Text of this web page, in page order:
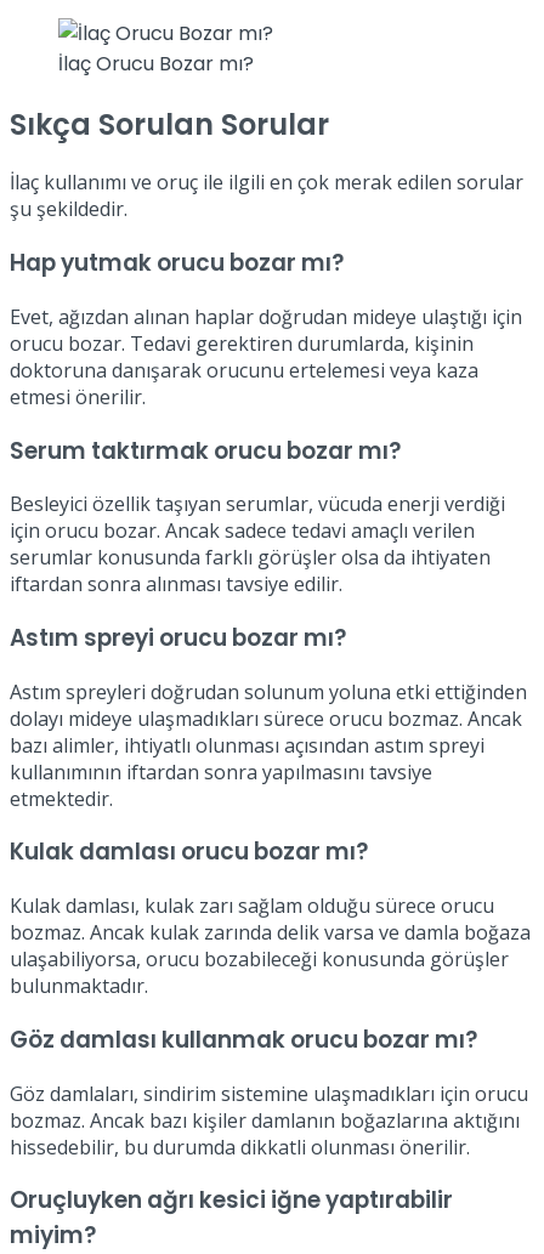
İlaç Orucu Bozar mı?
Sıkça Sorulan Sorular
İlaç kullanımı ve oruç ile ilgili en çok merak edilen sorular
şu şekildedir.
Hap yutmak orucu bozar mı?
Evet, ağızdan alınan haplar doğrudan mideye ulaştığı için
orucu bozar. Tedavi gerektiren durumlarda, kişinin
doktoruna danışarak orucunu ertelemesi veya kaza
etmesi önerilir.
Serum taktırmak orucu bozar mı?
Besleyici özellik taşıyan serumlar, vücuda enerji verdiği
için orucu bozar. Ancak sadece tedavi amaçlı verilen
serumlar konusunda farklı görüşler olsa da ihtiyaten
iftardan sonra alınması tavsiye edilir.
Astım spreyi orucu bozar mı?
Astım spreyleri doğrudan solunum yoluna etki ettiğinden
dolayı mideye ulaşmadıkları sürece orucu bozmaz. Ancak
bazı alimler, ihtiyatlı olunması açısından astım spreyi
kullanımının iftardan sonra yapılmasını tavsiye
etmektedir.
Kulak damlası orucu bozar mı?
Kulak damlası, kulak zarı sağlam olduğu sürece orucu
bozmaz. Ancak kulak zarında delik varsa ve damla boğaza
ulaşabiliyorsa, orucu bozabileceği konusunda görüşler
bulunmaktadır.
Göz damlası kullanmak orucu bozar mı?
Göz damlaları, sindirim sistemine ulaşmadıkları için orucu
bozmaz. Ancak bazı kişiler damlanın boğazlarına aktığını
hissedebilir, bu durumda dikkatli olunması önerilir.
Oruçluyken ağrı kesici iğne yaptırabilir
miyim?